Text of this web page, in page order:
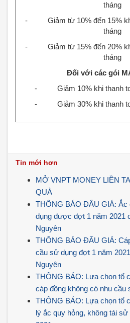
tháng
- Giảm từ 10% đến 15% khi
tháng
- Giảm từ 15% đến 20% khi
tháng
Đối với các gói
- Giảm 10% khi thanh
- Giảm 30% khi thanh
Tin mới hơn
MỞ VNPT MONEY LIỀN
QUÀ
THÔNG BÁO ĐẤU GIÁ: Ắc
dụng được đợt 1 năm 2021
Nguyên
THÔNG BÁO ĐẤU GIÁ:
cầu sử dụng đợt 1 năm
Nguyên
THÔNG BÁO: Lựa chọn tổ
cáp đồng không có nhu cầu
THÔNG BÁO: Lựa chọn tổ
lý ắc quy hỏng, không tái